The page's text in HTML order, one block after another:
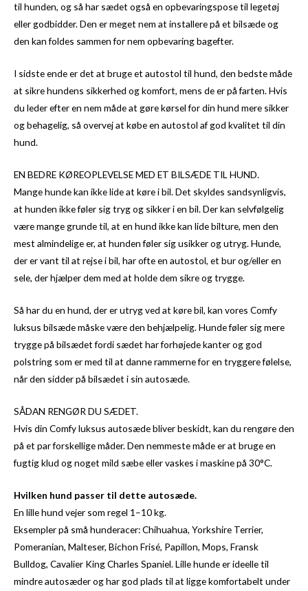
til hunden, og så har sædet også en opbevaringspose til legetøj
eller godbidder. Den er meget nem at installere på et bilsæde og
den kan foldes sammen for nem opbevaring bagefter.
I sidste ende er det at bruge et autostol til hund, den bedste måde
at sikre hundens sikkerhed og komfort, mens de er på farten. Hvis
du leder efter en nem måde at gøre kørsel for din hund mere sikker
og behagelig, så overvej at købe en autostol af god kvalitet til din
hund.
EN BEDRE KØREOPLEVELSE MED ET BILSÆDE TIL HUND.
Mange hunde kan ikke lide at køre i bil. Det skyldes sandsynligvis,
at hunden ikke føler sig tryg og sikker i en bil. Der kan selvfølgelig
være mange grunde til, at en hund ikke kan lide bilture, men den
mest almindelige er, at hunden føler sig usikker og utryg. Hunde,
der er vant til at rejse i bil, har ofte en autostol, et bur og/eller en
sele, der hjælper dem med at holde dem sikre og trygge.
Så har du en hund, der er utryg ved at køre bil, kan vores Comfy
luksus bilsæde måske være den behjælpelig. Hunde føler sig mere
trygge på bilsædet fordi sædet har forhøjede kanter og god
polstring som er med til at danne rammerne for en tryggere følelse,
når den sidder på bilsædet i sin autosæde.
SÅDAN RENGØR DU SÆDET.
Hvis din Comfy luksus autosæde bliver beskidt, kan du rengøre den
på et par forskellige måder. Den nemmeste måde er at bruge en
fugtig klud og noget mild sæbe eller vaskes i maskine på 30°C.
Hvilken hund passer til dette autosæde.
En lille hund vejer som regel 1–10 kg.
Eksempler på små hunderacer: Chihuahua, Yorkshire Terrier,
Pomeranian, Malteser, Bichon Frisé, Papillon, Mops, Fransk
Bulldog, Cavalier King Charles Spaniel. Lille hunde er ideelle til
mindre autosæder og har god plads til at ligge komfortabelt under